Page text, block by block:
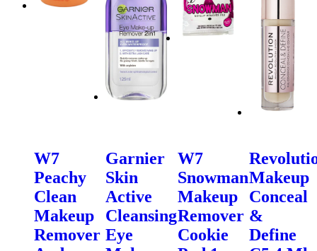
W7
Peachy
Clean
Makeup
Remover
Garnier
Skin
Active
Cleansing
Eye
W7
Snowman
Makeup
Remover
Cookie
Makeup
Conceal
&
Define